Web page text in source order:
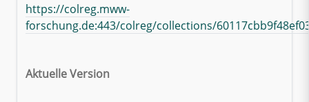
https://colreg.mww-
forschung.de:443/colreg/collections/
Aktuelle Version